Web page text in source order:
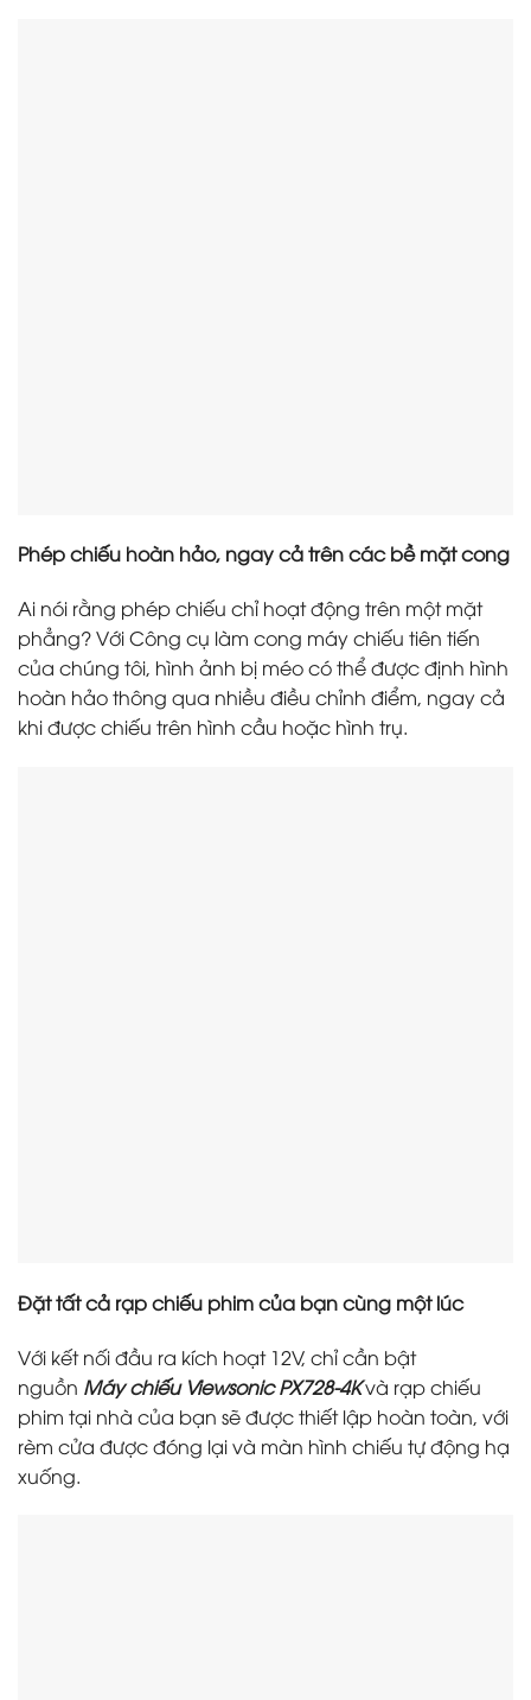
Phép chiếu hoàn hảo, ngay cả trên các bề mặt cong
Ai nói rằng phép chiếu chỉ hoạt động trên một mặt
phẳng? Với Công cụ làm cong máy chiếu tiên tiến
của chúng tôi, hình ảnh bị méo có thể được định hình
hoàn hảo thông qua nhiều điều chỉnh điểm, ngay cả
khi được chiếu trên hình cầu hoặc hình trụ.
Đặt tất cả rạp chiếu phim của bạn cùng một lúc
Với kết nối đầu ra kích hoạt 12V, chỉ cần bật
nguồn Máy chiếu Viewsonic PX728-4Kvà rạp chiếu
phim tại nhà của bạn sẽ được thiết lập hoàn toàn, với
rèm cửa được đóng lại và màn hình chiếu tự động hạ
xuống.